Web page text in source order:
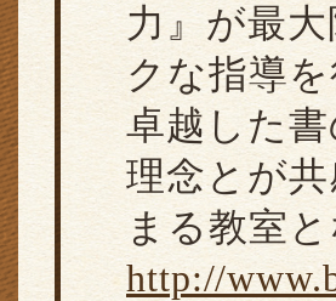
力』が最
クな指導を
卓越した
理念とが
まる教室
http://